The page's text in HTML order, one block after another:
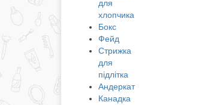
для
хлопчика
Бокс
Фейд
Стрижка
для
підлітка
Андеркат
Канадка